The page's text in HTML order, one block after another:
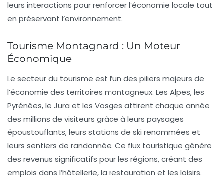
leurs interactions pour renforcer l’économie locale tout
en préservant l’environnement.
Tourisme Montagnard : Un Moteur
Économique
Le secteur du tourisme est l’un des piliers majeurs de
l’économie des territoires montagneux. Les Alpes, les
Pyrénées, le Jura et les Vosges attirent chaque année
des millions de visiteurs grâce à leurs paysages
époustouflants, leurs stations de ski renommées et
leurs sentiers de randonnée. Ce flux touristique génère
des revenus significatifs pour les régions, créant des
emplois dans l’hôtellerie, la restauration et les loisirs.